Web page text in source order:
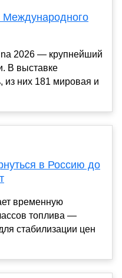
Международного
2026 — крупнейший
В выставке
из них 181 мировая и
в Россию до
временную
топлива —
стабилизации цен